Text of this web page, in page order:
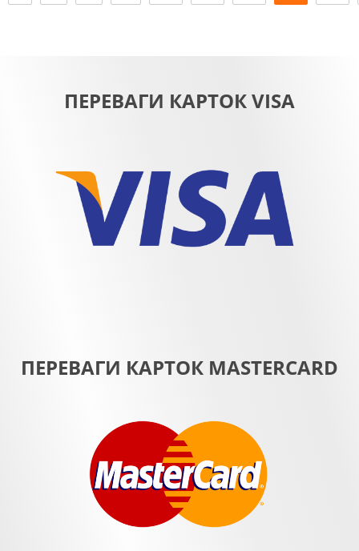
ПЕРЕВАГИ КАРТОК VISA
ПЕРЕВАГИ КАРТОК MASTERCARD